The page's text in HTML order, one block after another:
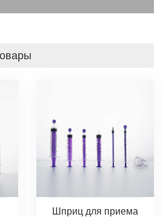
Шприц для приема